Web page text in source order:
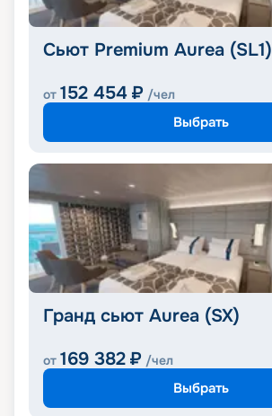
Сьют Premium Aurea (SL1)
от 152 454 ₽ /чел
Выбрать
Гранд сьют Aurea (SX)
от 169 382 ₽ /чел
Выбрать